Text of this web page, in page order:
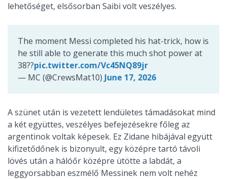
lehetőséget, elsősorban Saibi volt veszélyes.
The moment Messi completed his hat-trick, how is
he still able to generate this much shot power at
38??pic.twitter.com/Vc45NQ89jr
— MC (@CrewsMat10) June 17, 2026
A szünet után is vezetett lendületes támadásokat mind
a két együttes, veszélyes befejezésekre főleg az
argentinok voltak képesek. Ez Zidane hibájával együtt
kifizetődőnek is bizonyult, egy középre tartó távoli
lövés után a hálóőr középre ütötte a labdát, a
leggyorsabban eszmélő Messinek nem volt nehéz